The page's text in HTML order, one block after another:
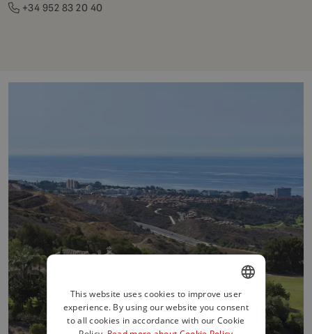
+34 952 83 20 40
ENGLISH
SPANISH
This website uses cookies to improve user
experience. By using our website you consent
to all cookies in accordance with our Cookie